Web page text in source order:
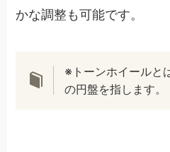
かな調整も可能です。
※トーンホイールと
の円盤を指します。